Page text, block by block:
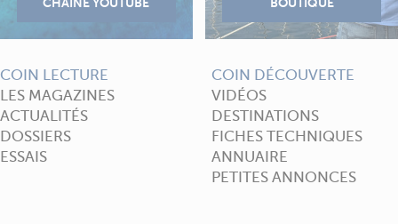
COIN LECTURE
LES MAGAZINES
ACTUALITÉS
DOSSIERS
ESSAIS
COIN DÉCOUVERTE
VIDÉOS
DESTINATIONS
FICHES TECHNIQUES
ANNUAIRE
PETITES ANNONCES